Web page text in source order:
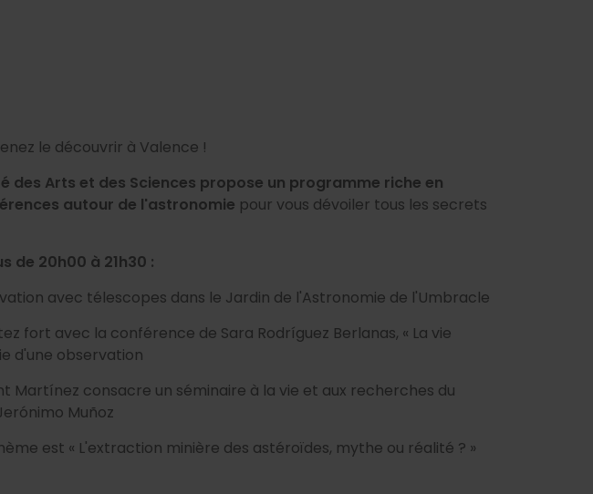
le découvrir à Valence !
des Arts et des Sciences propose un programme riche en
autour de l'astronomie pour vous dévoiler tous les secrets
de 20h00 à 21h30 :
avec télescopes dans le Jardin de l'Astronomie de l'Umbracle
fort avec la conférence de Sara Rodríguez Berlanas, « La vie
d'une observation
Martínez consacre un séminaire à la vie et aux recherches du
Muñoz
est « L'extraction minière des astéroïdes, mythe ou réalité ? »